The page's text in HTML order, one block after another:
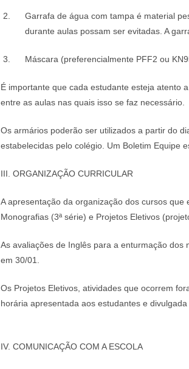
Garrafa de água com tampa é material
durante aulas possam ser evitadas. A
Máscara (preferencialmente PFF2 ou
É importante que cada estudante esteja atento
entre as aulas nas quais isso se faz necessário.
Os armários poderão ser utilizados a partir do
estabelecidas pelo colégio. Um Boletim Equipe
III. ORGANIZAÇÃO CURRICULAR
A apresentação da organização dos cursos que
Monografias (3ª série) e Projetos Eletivos
As avaliações de Inglês para a enturmação dos
em 30/01.
Os Projetos Eletivos, atividades que ocorrem
horária apresentada aos estudantes e
IV. COMUNICAÇÃO COM A ESCOLA